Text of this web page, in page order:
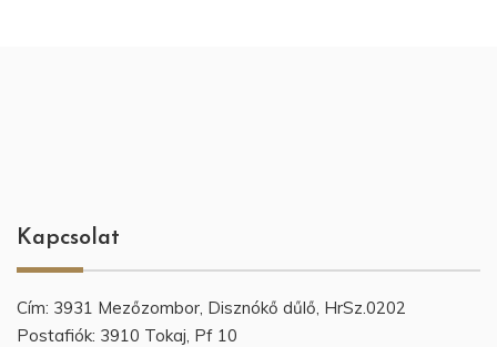
Kapcsolat
Cím: 3931 Mezőzombor, Disznókő dűlő, HrSz.0202
Postafiók: 3910 Tokaj, Pf 10